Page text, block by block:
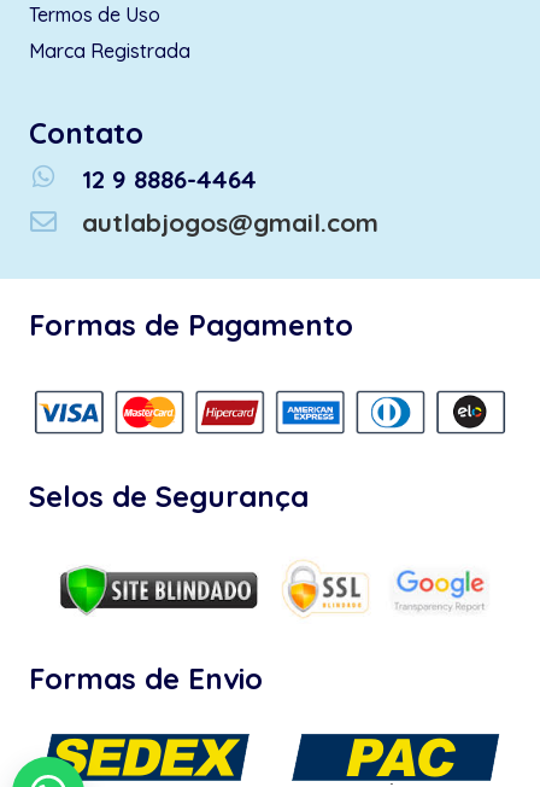
Termos de Uso
Marca Registrada
Contato
whatsapp
12 9 8886-4464
autlabjogos@gmail.com
Formas de Pagamento
Selos de Segurança
Formas de Envio